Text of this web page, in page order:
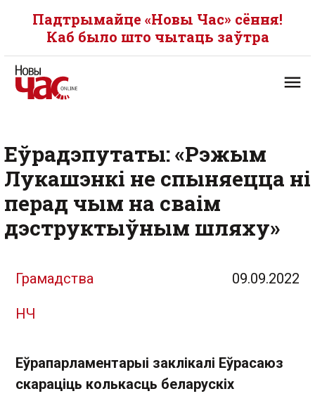
Падтрымайце «Новы Час» сёння!
Каб было што чытаць заўтра
Еўрадэпутаты: «Рэжым
Лукашэнкі не спыняецца ні
перад чым на сваім
дэструктыўным шляху»
Грамадства 09.09.2022
НЧ
Еўрапарламентарыі заклікалі Еўрасаюз
скараціць колькасць беларускіх